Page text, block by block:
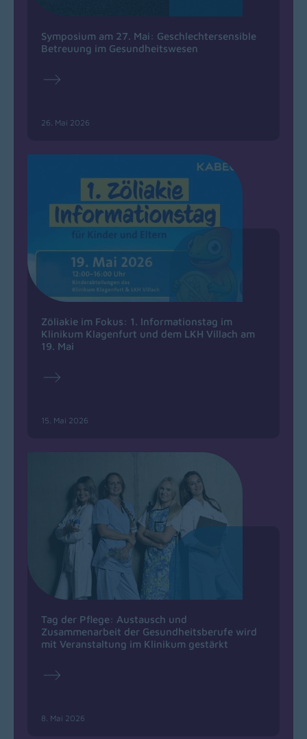
Symposium am 27. Mai: Geschlechtersensible
Betreuung im Gesundheitswesen
26. Mai 2026
Zöliakie im Fokus: 1. Informationstag im
Klinikum Klagenfurt und dem LKH Villach am
19. Mai
15. Mai 2026
Tag der Pflege: Austausch und
Zusammenarbeit der Gesundheitsberufe wird
mit Veranstaltung im Klinikum gestärkt
8. Mai 2026